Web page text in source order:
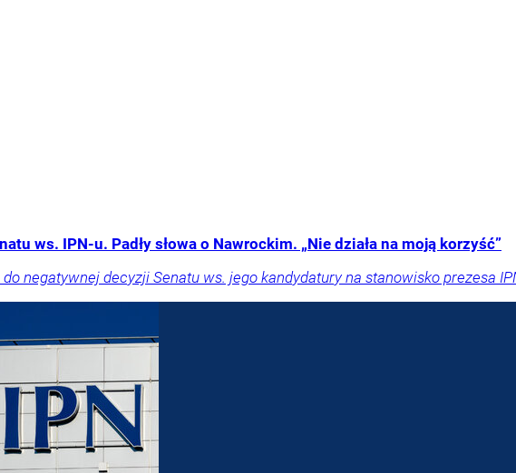
ws. IPN-u. Padły słowa o Nawrockim. „Nie działa na moją korzyść”
negatywnej decyzji Senatu ws. jego kandydatury na stanowisko prezesa